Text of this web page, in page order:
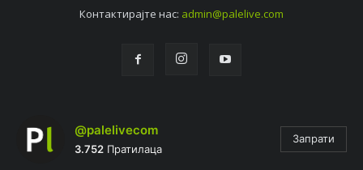
Контактирајтe нас: admin@palelive.com
@palelivecom
3.752 Пратилаца
Запрати